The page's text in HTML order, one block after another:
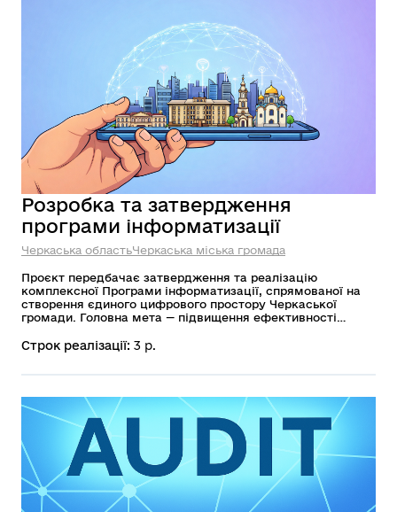
Розробка та затвердження
програми інформатизації
Черкаська областьЧеркаська міська громада
Проєкт передбачає затвердження та реалізацію
комплексної Програми інформатизації, спрямованої на
створення єдиного цифрового простору Черкаської
громади. Головна мета — підвищення ефективності
зручності цифрових послуг, розвиток електронної
Строк реалізації: 3 р.